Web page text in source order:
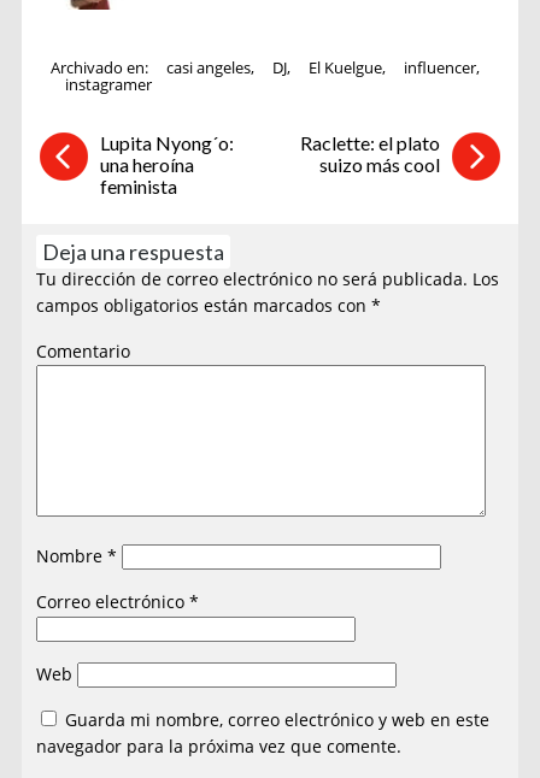
Archivado en: casi angeles, DJ, El Kuelgue, influencer,
instagramer
Lupita Nyong´o:
una heroína
feminista
Raclette: el plato
suizo más cool
Deja una respuesta
Tu dirección de correo electrónico no será publicada. Los
campos obligatorios están marcados con*
Comentario
Nombre*
Correo electrónico*
Web
Guarda mi nombre, correo electrónico y web en este
navegador para la próxima vez que comente.